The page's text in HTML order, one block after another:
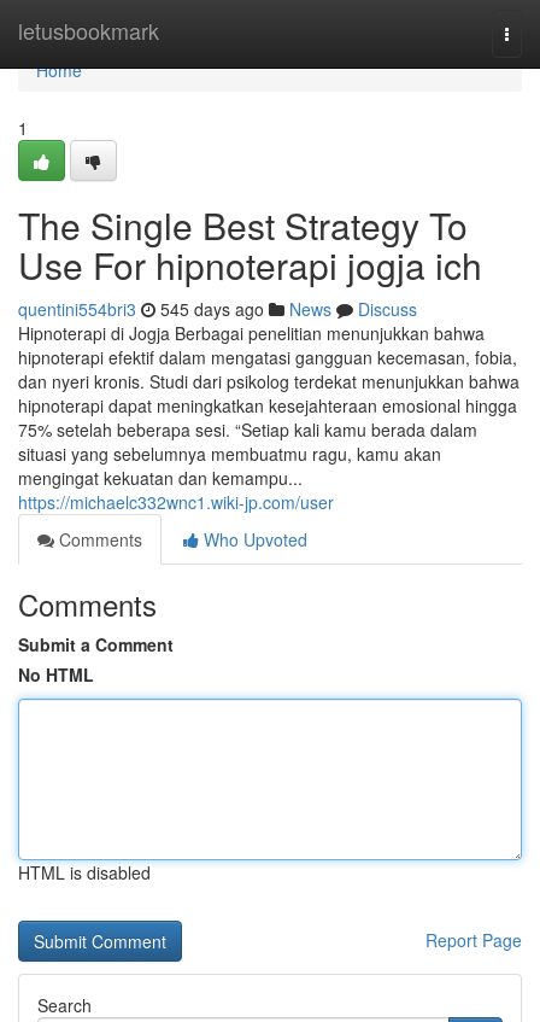
letusbookmark
Home
Home
1
The Single Best Strategy To
Use For hipnoterapi jogja ich
quentini554bri3 545 days ago News
Discuss
Hipnoterapi di Jogja Berbagai penelitian menunjukkan bahwa
hipnoterapi efektif dalam mengatasi gangguan kecemasan, fobia,
dan nyeri kronis. Studi dari psikolog terdekat menunjukkan bahwa
hipnoterapi dapat meningkatkan kesejahteraan emosional hingga
75% setelah beberapa sesi. “Setiap kali kamu berada dalam
situasi yang sebelumnya membuatmu ragu, kamu akan
mengingat kekuatan dan kemampu...
https://michaelc332wnc1.wiki-jp.com/user
Comments
Who Upvoted
Comments
Submit a Comment
No HTML
HTML is disabled
Report Page
Search